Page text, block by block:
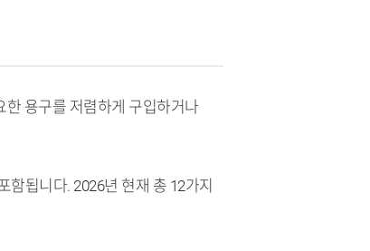
용구를 저렴하게 구입하거나
됩니다. 2026년 현재 총 12가지